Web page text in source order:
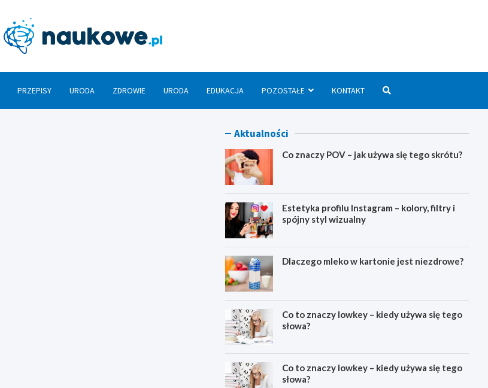
PRZEPISY URODA ZDROWIE URODA EDUKACJA POZOSTAŁE KONTAKT
Aktualności
Co znaczy POV – jak używa się tego skrótu?
Estetyka profilu Instagram – kolory, filtry i
spójny styl wizualny
Dlaczego mleko w kartonie jest niezdrowe?
Co to znaczy lowkey – kiedy używa się tego
słowa?
Co to znaczy lowkey – kiedy używa się tego
słowa?